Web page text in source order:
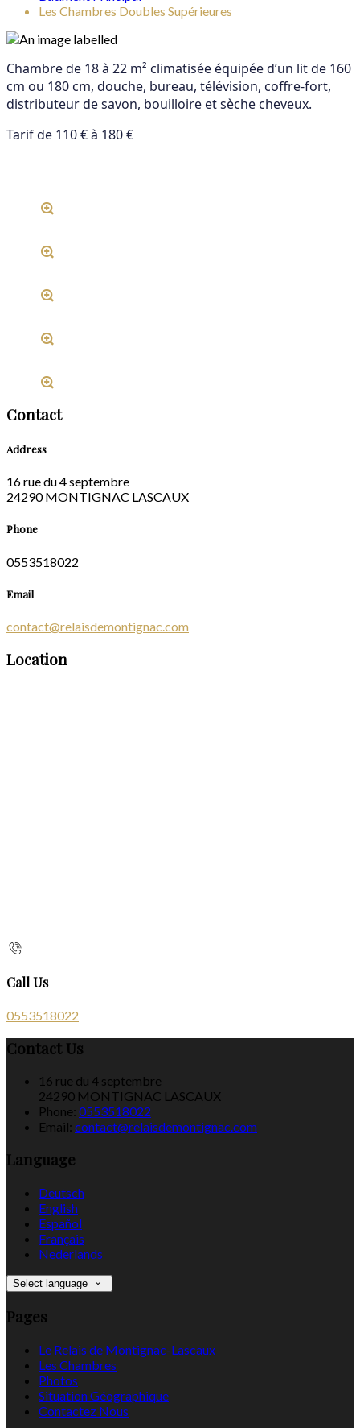
Les Chambres Doubles Supérieures
Chambre de 18 à 22 m² climatisée équipée d’un lit de 160
cm ou 180 cm, douche, bureau, télévision, coffre-fort,
distributeur de savon, bouilloire et sèche cheveux.
Tarif de 110 € à 180 €
Contact
Address
16 rue du 4 septembre
24290 MONTIGNAC LASCAUX
Phone
0553518022
Email
contact@relaisdemontignac.com
Location
Call Us
0553518022
Contact Us
16 rue du 4 septembre
24290 MONTIGNAC LASCAUX
Phone: 0553518022
Email: contact@relaisdemontignac.com
Language
Deutsch
English
Español
Français
Nederlands
Select language
Pages
Le Relais de Montignac-Lascaux
Les Chambres
Photos
Situation Géographique
Contactez Nous